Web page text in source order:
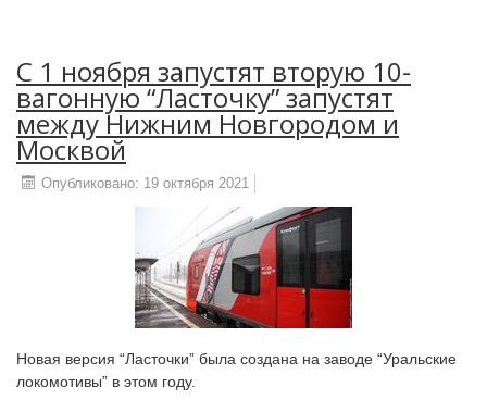
С 1 ноября запустят вторую 10-
вагонную “Ласточку” запустят
между Нижним Новгородом и
Москвой
Опубликовано: 19 октября 2021
Новая версия “Ласточки” была создана на заводе “Уральские
локомотивы” в этом году.